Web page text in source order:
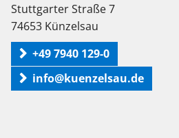
Stuttgarter Straße 7
74653 Künzelsau
+49 7940 129-0
info@kuenzelsau.de